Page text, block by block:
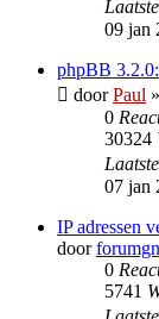
09 jan
phpBB
doorPaul
0
30324
07 jan
IP adressen
door
0
5741